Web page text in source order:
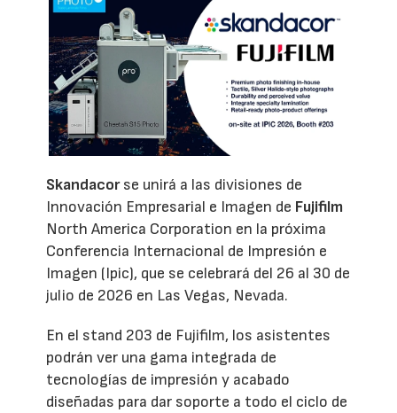
Skandacorse unirá a las divisiones de
Innovación Empresarial e Imagen de Fujifilm
North America Corporation en la próxima
Conferencia Internacional de Impresión e
Imagen (Ipic), que se celebrará del 26 al 30 de
julio de 2026 en Las Vegas, Nevada.
En el stand 203 de Fujifilm, los asistentes
podrán ver una gama integrada de
tecnologías de impresión y acabado
diseñadas para dar soporte a todo el ciclo de